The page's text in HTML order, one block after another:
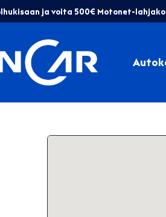
ja voita 500€ Motonet-